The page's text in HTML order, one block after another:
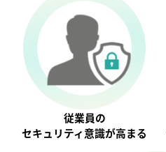
従業員の
セキュリティ意識が⾼まる